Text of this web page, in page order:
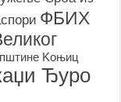
ФБИХ
Kоњиц
Ђуро